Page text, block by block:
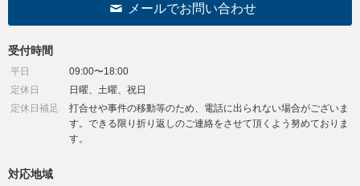
メールでお問い合わせ
受付時間
平日
09:00〜18:00
定休日
日曜、土曜、祝日
定休日補足
打合せや事件の移動等のため、電話に出られない場合がございま
す。できる限り折り返しのご連絡をさせて頂くよう努めておりま
す。
対応地域